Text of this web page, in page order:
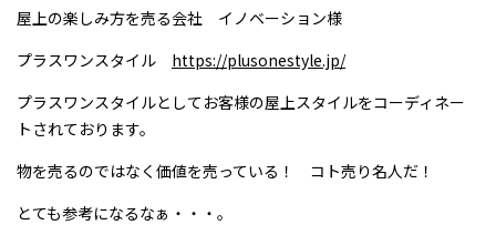
屋上の楽しみ方を売る会社 イノベーション様
プラスワンスタイル https://plusonestyle.jp/
プラスワンスタイルとしてお客様の屋上スタイルをコーディネー
トされております。
物を売るのではなく価値を売っている！ コト売り名人だ！
とても参考になるなぁ・・・。